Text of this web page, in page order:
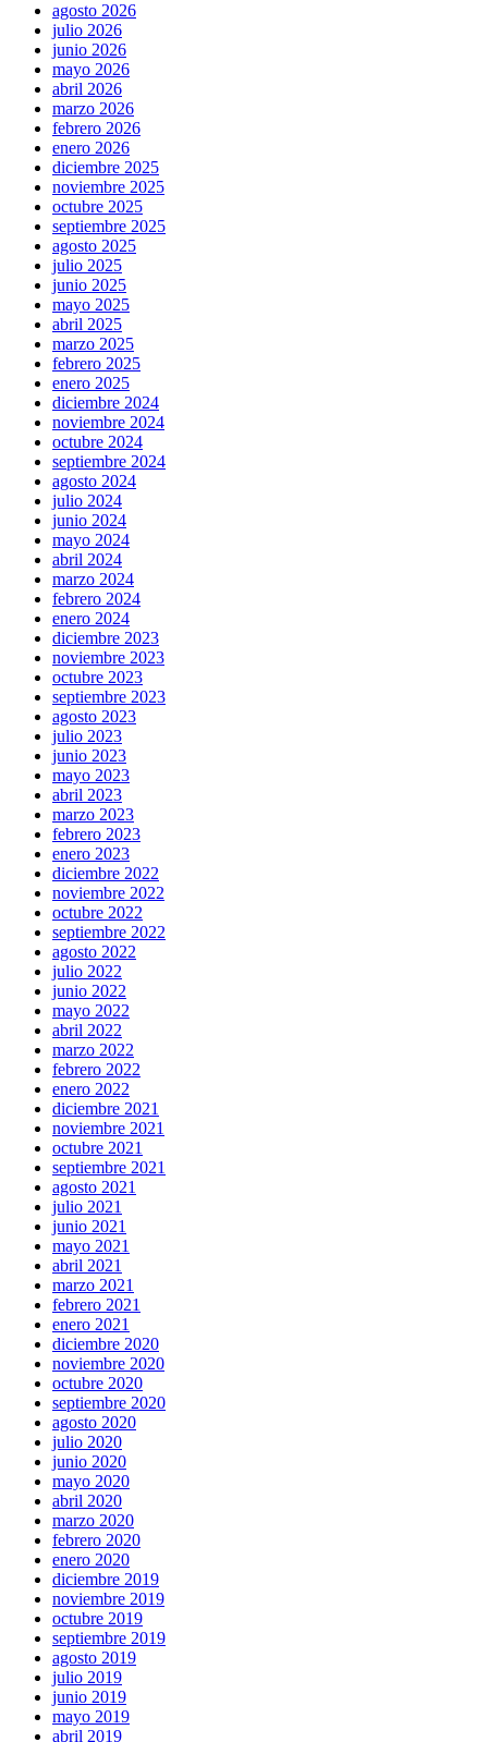
agosto 2026
julio 2026
junio 2026
mayo 2026
abril 2026
marzo 2026
febrero 2026
enero 2026
diciembre 2025
noviembre 2025
octubre 2025
septiembre 2025
agosto 2025
julio 2025
junio 2025
mayo 2025
abril 2025
marzo 2025
febrero 2025
enero 2025
diciembre 2024
noviembre 2024
octubre 2024
septiembre 2024
agosto 2024
julio 2024
junio 2024
mayo 2024
abril 2024
marzo 2024
febrero 2024
enero 2024
diciembre 2023
noviembre 2023
octubre 2023
septiembre 2023
agosto 2023
julio 2023
junio 2023
mayo 2023
abril 2023
marzo 2023
febrero 2023
enero 2023
diciembre 2022
noviembre 2022
octubre 2022
septiembre 2022
agosto 2022
julio 2022
junio 2022
mayo 2022
abril 2022
marzo 2022
febrero 2022
enero 2022
diciembre 2021
noviembre 2021
octubre 2021
septiembre 2021
agosto 2021
julio 2021
junio 2021
mayo 2021
abril 2021
marzo 2021
febrero 2021
enero 2021
diciembre 2020
noviembre 2020
octubre 2020
septiembre 2020
agosto 2020
julio 2020
junio 2020
mayo 2020
abril 2020
marzo 2020
febrero 2020
enero 2020
diciembre 2019
noviembre 2019
octubre 2019
septiembre 2019
agosto 2019
julio 2019
junio 2019
mayo 2019
abril 2019